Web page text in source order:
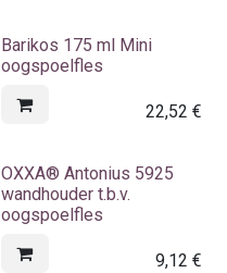
Barikos 175 ml Mini
oogspoelfles
22,52 €
OXXA® Antonius 5925
wandhouder t.b.v.
oogspoelfles
9,12 €